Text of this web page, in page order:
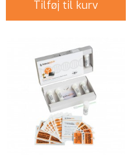
Tilføj til kurv